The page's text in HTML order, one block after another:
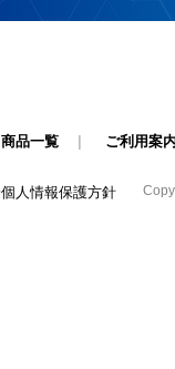
商品一覧 | ご利用案
個人情報保護方針